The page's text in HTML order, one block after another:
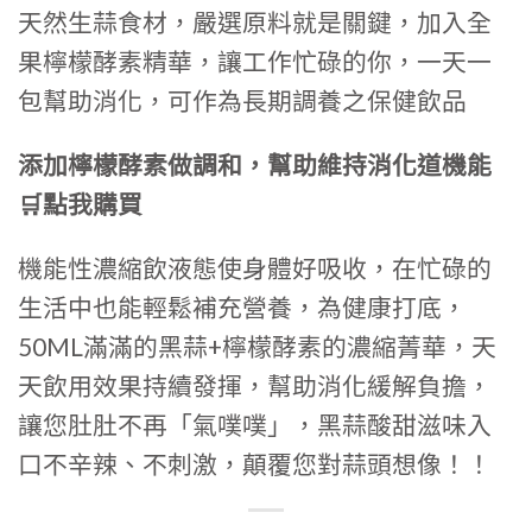
天然生蒜食材，嚴選原料就是關鍵，加入全
果檸檬酵素精華，讓工作忙碌的你，一天一
包幫助消化，可作為長期調養之保健飲品
添加檸檬酵素做調和，幫助維持消化道機能
🛒點我購買
機能性濃縮飲液態使身體好吸收，在忙碌的
生活中也能輕鬆補充營養，為健康打底，
50ML滿滿的黑蒜+檸檬酵素的濃縮菁華，天
天飲用效果持續發揮，幫助消化緩解負擔，
讓您肚肚不再「氣噗噗」，黑蒜酸甜滋味入
口不辛辣、不刺激，顛覆您對蒜頭想像！！